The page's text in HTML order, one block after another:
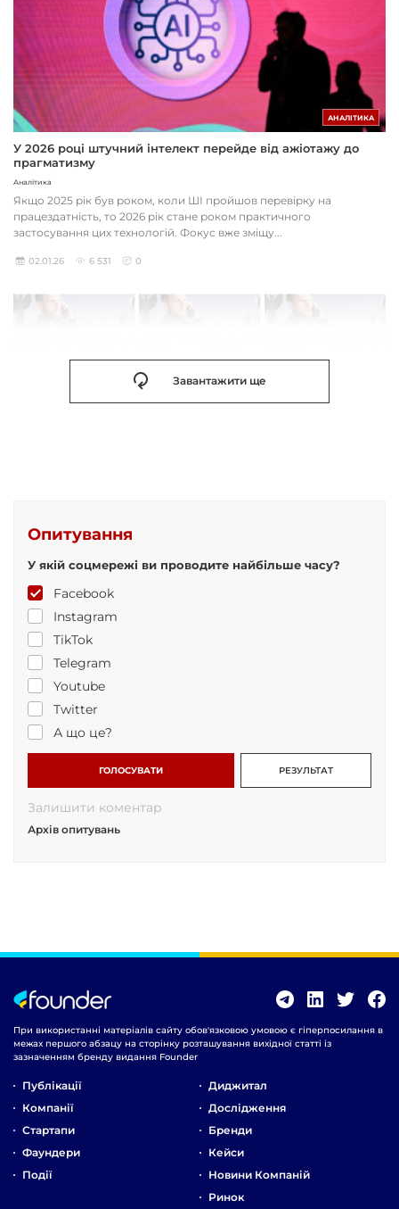
АНАЛІТИКА
У 2026 році штучний інтелект перейде від ажіотажу до
прагматизму
Аналітика
Якщо 2025 рік був роком, коли ШІ пройшов перевірку на
працездатність, то 2026 рік стане роком практичного
застосування цих технологій. Фокус вже зміщу...
02.01.26 6 531 0
Завантажити ще
Опитування
У якій соцмережі ви проводите найбільше часу?
Facebook
Instagram
TikTok
Telegram
Youtube
Twitter
А що це?
ГОЛОСУВАТИ РЕЗУЛЬТАТ
Залишити коментар
Архів опитувань
При використанні матеріалів сайту обов'язковою умовою є гіперпосилання в
межах першого абзацу на сторінку розташування вихідної статті із
зазначенням бренду видання Founder
Публікації
Компанії
Стартапи
Фаундери
Події
Диджитал
Дослідження
Бренди
Кейси
Новини Компаній
Ринок